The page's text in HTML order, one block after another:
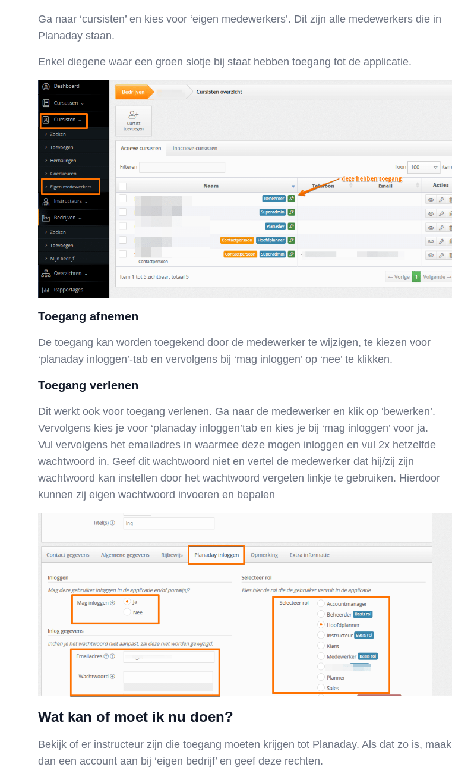
Ga naar ‘cursisten’ en kies voor ‘eigen medewerkers’. Dit zijn alle medewerkers die in
Planaday staan.
Enkel diegene waar een groen slotje bij staat hebben toegang tot de applicatie.
Toegang afnemen
De toegang kan worden toegekend door de medewerker te wijzigen, te kiezen voor
‘planaday inloggen’-tab en vervolgens bij ‘mag inloggen’ op ‘nee’ te klikken.
Toegang verlenen
Dit werkt ook voor toegang verlenen. Ga naar de medewerker en klik op ‘bewerken’.
Vervolgens kies je voor ‘planaday inloggen’tab en kies je bij ‘mag inloggen’ voor ja.
Vul vervolgens het emailadres in waarmee deze mogen inloggen en vul 2x hetzelfde
wachtwoord in. Geef dit wachtwoord niet en vertel de medewerker dat hij/zij zijn
wachtwoord kan instellen door het wachtwoord vergeten linkje te gebruiken. Hierdoor
kunnen zij eigen wachtwoord invoeren en bepalen
Wat kan of moet ik nu doen?
Bekijk of er instructeur zijn die toegang moeten krijgen tot Planaday. Als dat zo is, maak
dan een account aan bij ‘eigen bedrijf’ en geef deze rechten.